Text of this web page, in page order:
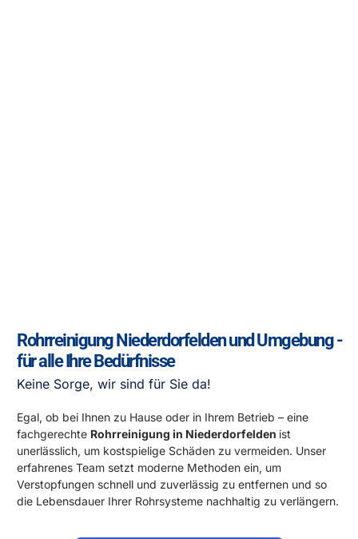
Rohrreinigung Niederdorfelden und Umgebung -
für alle Ihre Bedürfnisse
Keine Sorge, wir sind für Sie da!
Egal, ob bei Ihnen zu Hause oder in Ihrem Betrieb – eine
fachgerechte Rohrreinigung in Niederdorfelden ist
unerlässlich, um kostspielige Schäden zu vermeiden. Unser
erfahrenes Team setzt moderne Methoden ein, um
Verstopfungen schnell und zuverlässig zu entfernen und so
die Lebensdauer Ihrer Rohrsysteme nachhaltig zu verlängern.